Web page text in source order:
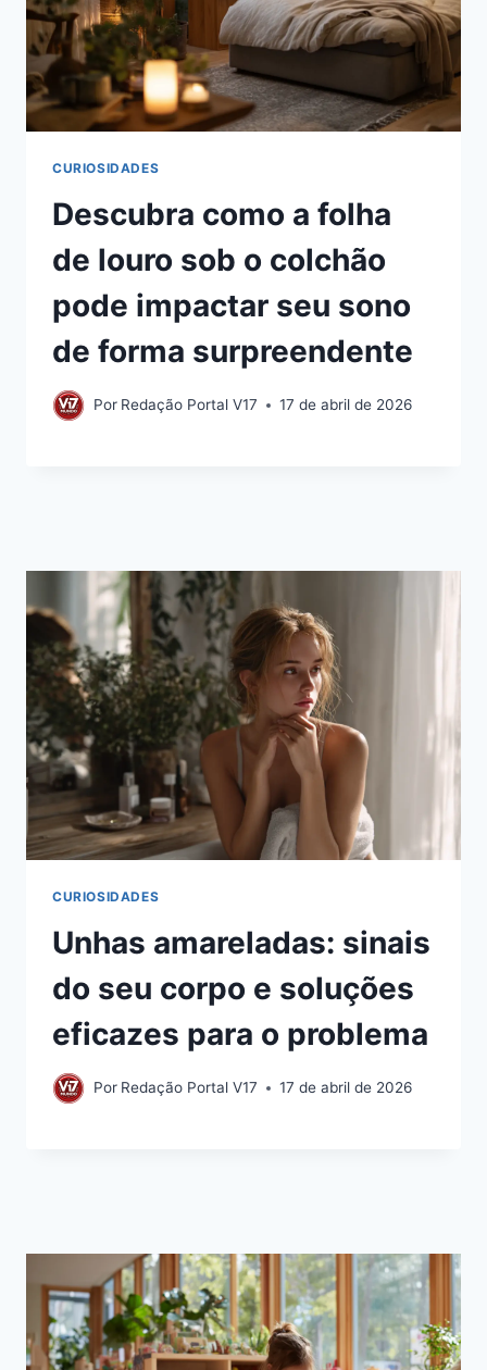
CURIOSIDADES
Descubra como a folha
de louro sob o colchão
pode impactar seu sono
de forma surpreendente
Por Redação Portal V17 17 de abril de 2026
CURIOSIDADES
Unhas amareladas: sinais
do seu corpo e soluções
eficazes para o problema
Por Redação Portal V17 17 de abril de 2026